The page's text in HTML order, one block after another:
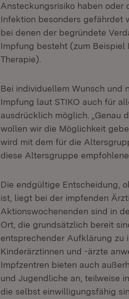
Ansteckungsrisiko haben oder
Infektion besonders gefährdet
bei denen der begründete
Impfung besteht (zum Beispiel
Therapie).
Bei individuellem Wunsch und
Impfung laut STIKO auch für
ausdrücklich möglich. „Genau
wollen wir die Möglichkeit
wird mit dem für die
diese Altersgruppe
Die endgültige Entscheidung,
ist, liegt bei der impfenden
Aktionswochenenden sind in
Ort, die grundsätzlich bereit
entsprechender Aufklärung zu
Kinderärztinnen und -ärzte
Impfzentren bieten auch
und Jugendliche an, teilweise
die selbst einwilligungsfähig